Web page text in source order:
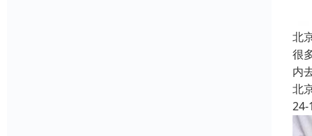
北
很
内
北
24-